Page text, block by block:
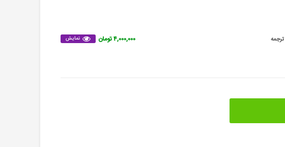
ترجمه نمایش ۴,۰۰۰,۰۰۰ تومان